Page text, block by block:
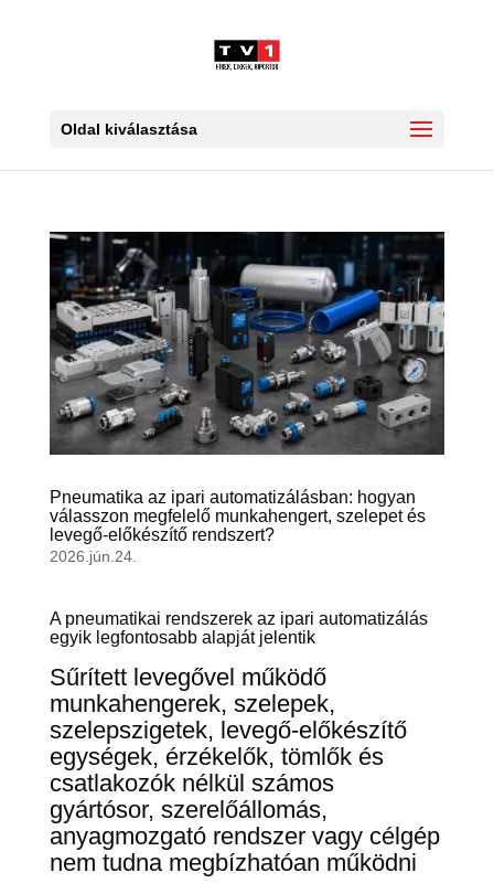
Oldal kiválasztása
Pneumatika az ipari automatizálásban: hogyan
válasszon megfelelő munkahengert, szelepet és
levegő-előkészítő rendszert?
2026.jún.24.
A pneumatikai rendszerek az ipari automatizálás
egyik legfontosabb alapját jelentik
Sűrített levegővel működő
munkahengerek, szelepek,
szelepszigetek, levegő-előkészítő
egységek, érzékelők, tömlők és
csatlakozók nélkül számos
gyártósor, szerelőállomás,
anyagmozgató rendszer vagy célgép
nem tudna megbízhatóan működni